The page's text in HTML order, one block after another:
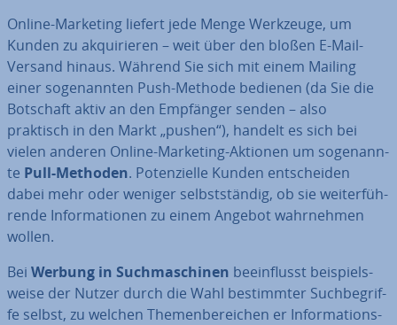
Online-Marketing liefert jede Menge Werkzeuge, um
Kunden zu ak­qui­rie­ren – weit über den bloßen E-Mail-
Versand hinaus. Während Sie sich mit einem Mailing
einer so­ge­nann­ten Push-Methode bedienen (da Sie die
Botschaft aktiv an den Empfänger senden – also
praktisch in den Markt „pushen“), handelt es sich bei
vielen anderen Online-Marketing-Aktionen um so­ge­nann­
te Pull-Methoden. Po­ten­zi­el­le Kunden ent­schei­den
dabei mehr oder weniger selbst­stän­dig, ob sie wei­ter­füh­
ren­de In­for­ma­tio­nen zu einem Angebot wahr­neh­men
wollen.
Bei Werbung in Such­ma­schi­nen be­ein­flusst bei­spiels­
wei­se der Nutzer durch die Wahl be­stimm­ter Such­be­grif­
fe selbst, zu welchen The­men­be­rei­chen er In­for­ma­ti­ons­